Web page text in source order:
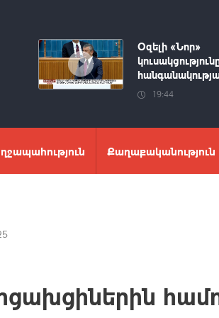
Օզելի «Նոր»
19:44
Քաղաքականություն